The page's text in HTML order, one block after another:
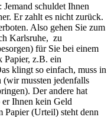
schuldet Ihnen
Er zahlt es nicht zurück.
Also gehen Sie zum
Karlsruhe, zu
für Sie bei einem
Papier, z.B. ein
klingt so einfach, muss in
(wir mussten jedenfalls
Der andere hat
Ihnen kein Geld
Papier (Urteil) steht denn